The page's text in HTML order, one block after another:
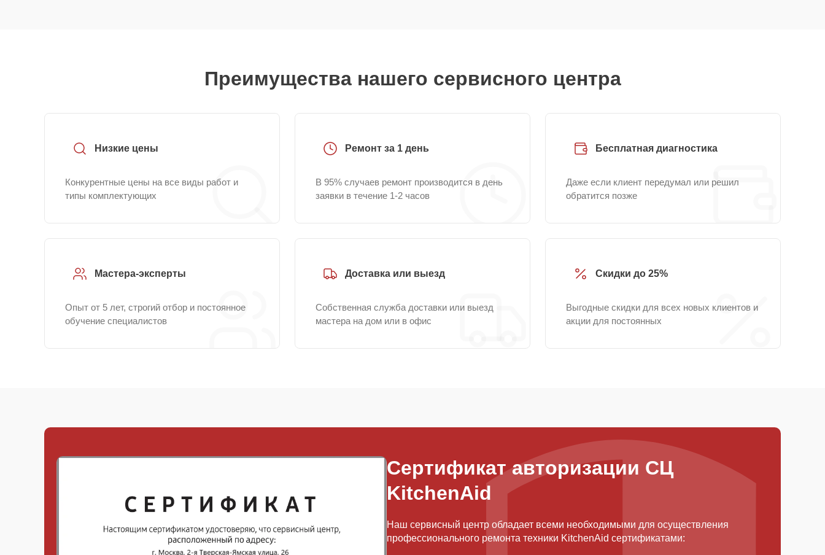
Преимущества нашего сервисного центра
Низкие цены
Конкурентные цены на все виды работ и
типы комплектующих
Ремонт за 1 день
В 95% случаев ремонт производится в день
заявки в течение 1-2 часов
Бесплатная диагностика
Даже если клиент передумал или решил
обратится позже
Мастера-эксперты
Опыт от 5 лет, строгий отбор и постоянное
обучение специалистов
Доставка или выезд
Собственная служба доставки или выезд
мастера на дом или в офис
Скидки до 25%
Выгодные скидки для всех новых клиентов и
акции для постоянных
Сертификат авторизации СЦ
KitchenAid
Наш сервисный центр обладает всеми необходимыми для осуществления
профессионального ремонта техники KitchenAid сертификатами: